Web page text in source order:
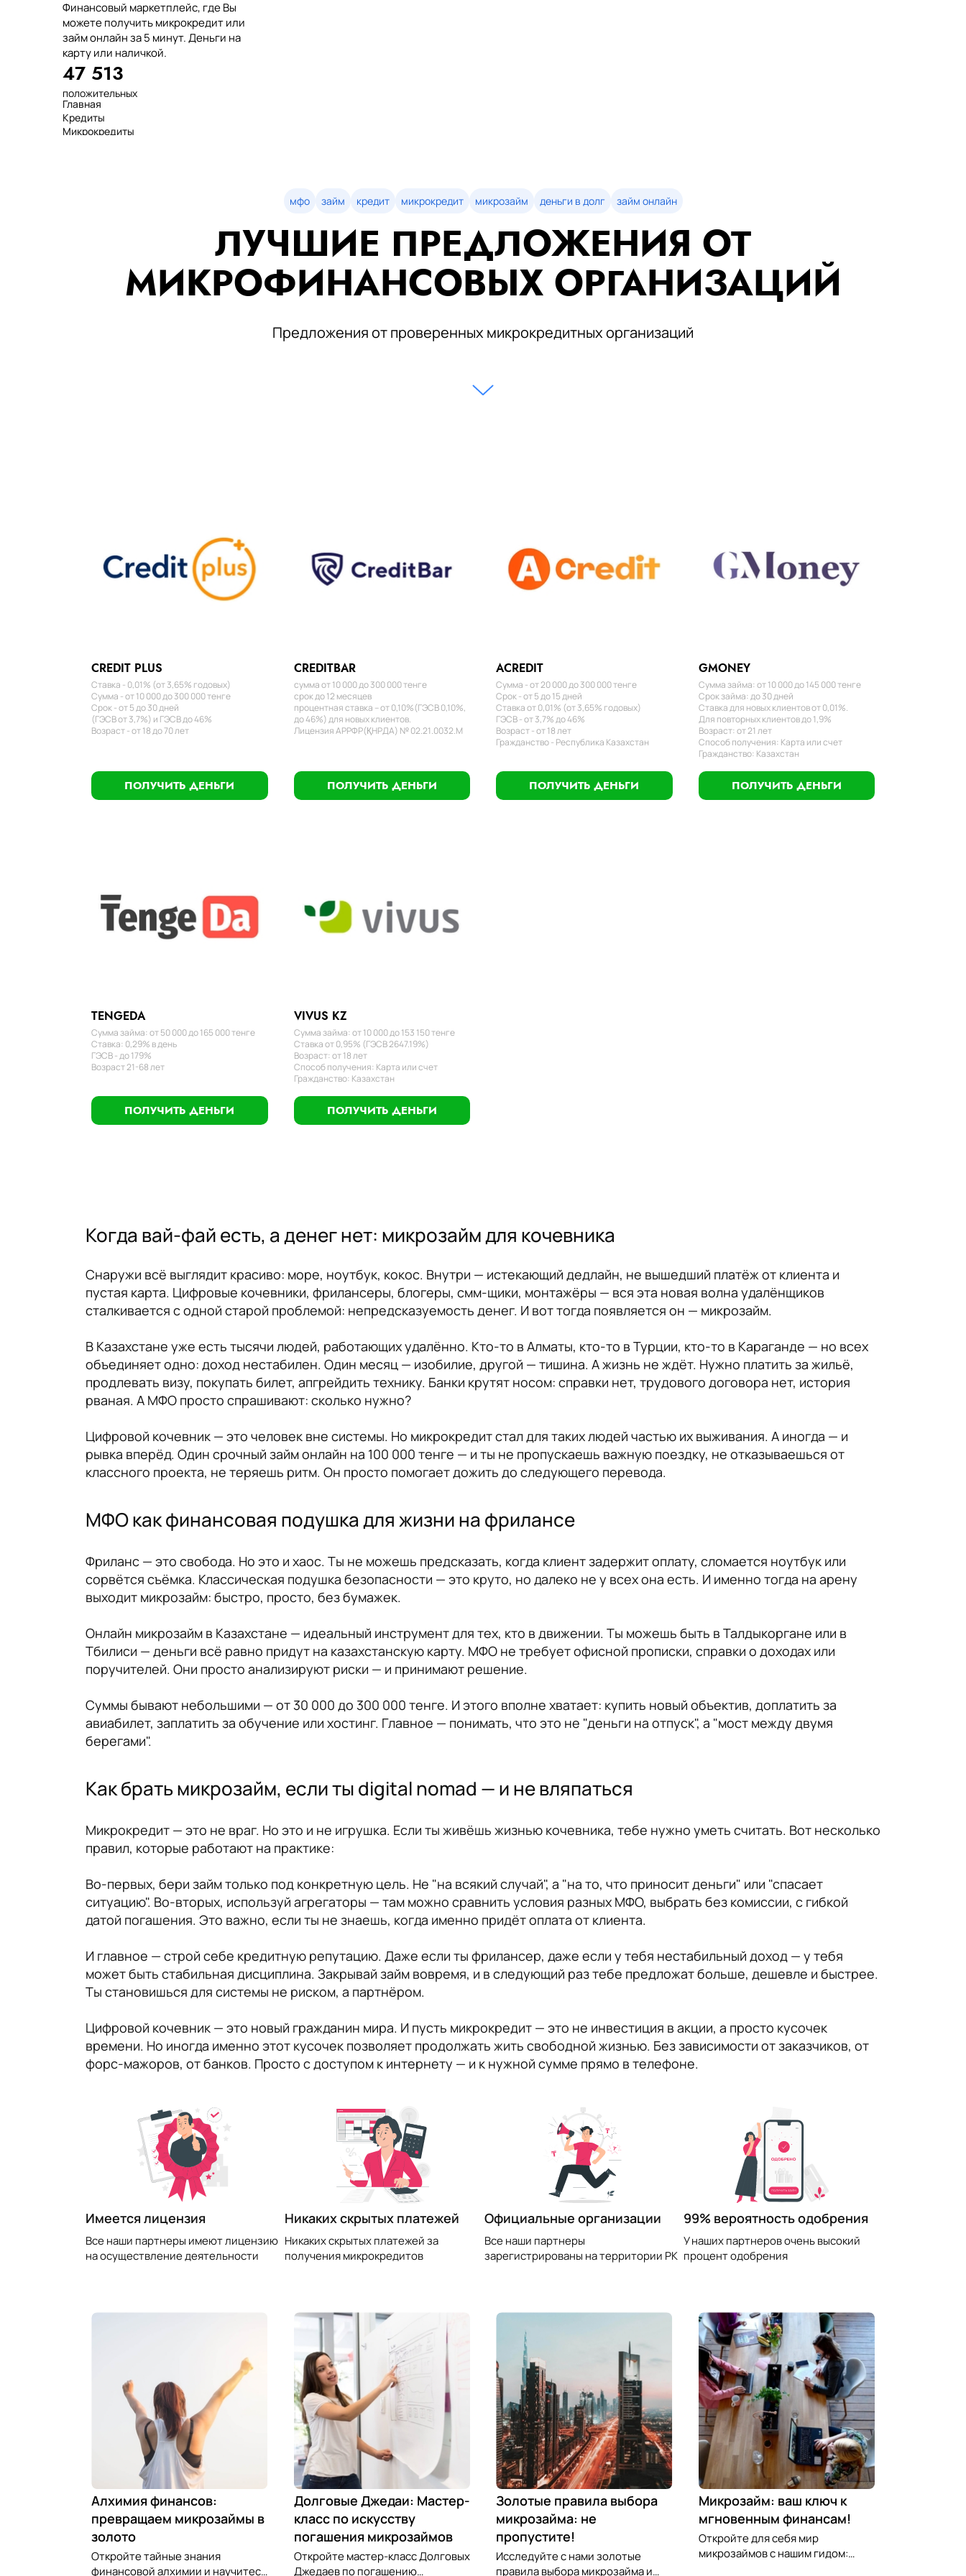
Финансовый маркетплейс, где Вы
можете получить микрокредит или
займ онлайн за 5 минут. Деньги на
карту или наличкой.
47 513
положительных
отзывов
тенге выдано
нашим клиентам
7 минут
Главная
Кредиты
Микрокредиты
мфо займ кредит микрокредит микрозайм деньги в долг займ онлайн
ЛУЧШИЕ ПРЕДЛОЖЕНИЯ ОТ
МИКРОФИНАНСОВЫХ ОРГАНИЗАЦИЙ
Предложения от проверенных микрокредитных организаций
CREDIT PLUS
Ставка - 0,01% (от 3,65% годовых)
Сумма - от 10 000 до 300 000 тенге
Срок - от 5 до 30 дней
(ГЭСВ от 3,7%) и ГЭСВ до 46%
Возраст - от 18 до 70 лет
ПОЛУЧИТЬ ДЕНЬГИ
CREDITBAR
сумма от 10 000 до 300 000 тенге
срок до 12 месяцев
процентная ставка – от 0,10%(ГЭСВ 0,10%,
до 46%) для новых клиентов.
Лицензия АРРФР(ҚНРДА) № 02.21.0032.М
ПОЛУЧИТЬ ДЕНЬГИ
ACREDIT
Сумма - от 20 000 до 300 000 тенге
Срок - от 5 до 15 дней
Ставка от 0,01% (от 3,65% годовых)
ГЭСВ - от 3,7% до 46%
Возраст - от 18 лет
Гражданство - Республика Казахстан
ПОЛУЧИТЬ ДЕНЬГИ
GMONEY
Сумма займа: от 10 000 до 145 000 тенге
Срок займа: до 30 дней
Ставка для новых клиентов от 0,01%.
Для повторных клиентов до 1,9%
Возраст: от 21 лет
Способ получения: Карта или счет
Гражданство: Казахстан
ПОЛУЧИТЬ ДЕНЬГИ
TENGEDA
Сумма займа: от 50 000 до 165 000 тенге
Ставка: 0,29% в день
ГЭСВ - до 179%
Возраст 21-68 лет
ПОЛУЧИТЬ ДЕНЬГИ
VIVUS KZ
Сумма займа: от 10 000 до 153 150 тенге
Ставка от 0,95% (ГЭСВ 2647.19%)
Возраст: от 18 лет
Способ получения: Карта или счет
Гражданство: Казахстан
ПОЛУЧИТЬ ДЕНЬГИ
Когда вай-фай есть, а денег нет: микрозайм для кочевника
Снаружи всё выглядит красиво: море, ноутбук, кокос. Внутри — истекающий дедлайн, не вышедший платёж от клиента и
пустая карта. Цифровые кочевники, фрилансеры, блогеры, смм-щики, монтажёры — вся эта новая волна удалёнщиков
сталкивается с одной старой проблемой: непредсказуемость денег. И вот тогда появляется он — микрозайм.
В Казахстане уже есть тысячи людей, работающих удалённо. Кто-то в Алматы, кто-то в Турции, кто-то в Караганде — но всех
объединяет одно: доход нестабилен. Один месяц — изобилие, другой — тишина. А жизнь не ждёт. Нужно платить за жильё,
продлевать визу, покупать билет, апгрейдить технику. Банки крутят носом: справки нет, трудового договора нет, история
рваная. А МФО просто спрашивают: сколько нужно?
Цифровой кочевник — это человек вне системы. Но микрокредит стал для таких людей частью их выживания. А иногда — и
рывка вперёд. Один срочный займ онлайн на 100 000 тенге — и ты не пропускаешь важную поездку, не отказываешься от
классного проекта, не теряешь ритм. Он просто помогает дожить до следующего перевода.
МФО как финансовая подушка для жизни на фрилансе
Фриланс — это свобода. Но это и хаос. Ты не можешь предсказать, когда клиент задержит оплату, сломается ноутбук или
сорвётся съёмка. Классическая подушка безопасности — это круто, но далеко не у всех она есть. И именно тогда на арену
выходит микрозайм: быстро, просто, без бумажек.
Онлайн микрозайм в Казахстане — идеальный инструмент для тех, кто в движении. Ты можешь быть в Талдыкоргане или в
Тбилиси — деньги всё равно придут на казахстанскую карту. МФО не требует офисной прописки, справки о доходах или
поручителей. Они просто анализируют риски — и принимают решение.
Суммы бывают небольшими — от 30 000 до 300 000 тенге. И этого вполне хватает: купить новый объектив, доплатить за
авиабилет, заплатить за обучение или хостинг. Главное — понимать, что это не "деньги на отпуск", а "мост между двумя
берегами".
Как брать микрозайм, если ты digital nomad — и не вляпаться
Микрокредит — это не враг. Но это и не игрушка. Если ты живёшь жизнью кочевника, тебе нужно уметь считать. Вот несколько
правил, которые работают на практике:
Во-первых, бери займ только под конкретную цель. Не "на всякий случай", а "на то, что приносит деньги" или "спасает
ситуацию". Во-вторых, используй агрегаторы — там можно сравнить условия разных МФО, выбрать без комиссии, с гибкой
датой погашения. Это важно, если ты не знаешь, когда именно придёт оплата от клиента.
И главное — строй себе кредитную репутацию. Даже если ты фрилансер, даже если у тебя нестабильный доход — у тебя
может быть стабильная дисциплина. Закрывай займ вовремя, и в следующий раз тебе предложат больше, дешевле и быстрее.
Ты становишься для системы не риском, а партнёром.
Цифровой кочевник — это новый гражданин мира. И пусть микрокредит — это не инвестиция в акции, а просто кусочек
времени. Но иногда именно этот кусочек позволяет продолжать жить свободной жизнью. Без зависимости от заказчиков, от
форс-мажоров, от банков. Просто с доступом к интернету — и к нужной сумме прямо в телефоне.
​Имеется лицензия
Все наши партнеры имеют лицензию
на осуществление деятельности
Никаких скрытых платежей
Никаких скрытых платежей за
получения микрокредитов
Официальные организации
Все наши партнеры
зарегистрированы на территории РК
99% вероятность одобрения
У наших партнеров очень высокий
процент одобрения
Алхимия финансов:
превращаем микрозаймы в
золото
Откройте тайные знания
финансовой алхимии и научитесь
Долговые Джедаи: Мастер-
класс по искусству
погашения микрозаймов
Откройте мастер-класс Долговых
Джедаев по погашению
Золотые правила выбора
микрозайма: не
пропустите!
Исследуйте с нами золотые
правила выбора микрозайма и
Микрозайм: ваш ключ к
мгновенным финансам!
Откройте для себя мир
микрозаймов с нашим гидом: